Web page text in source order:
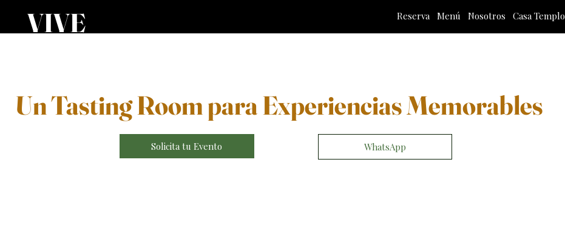
VIVE Reserva Menú Nosotros Casa Templo
Un Tasting Room para Experiencias Memorables
Solicita tu Evento WhatsApp